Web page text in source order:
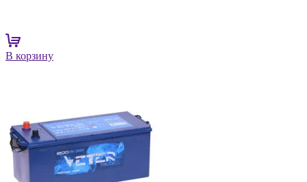
В корзину